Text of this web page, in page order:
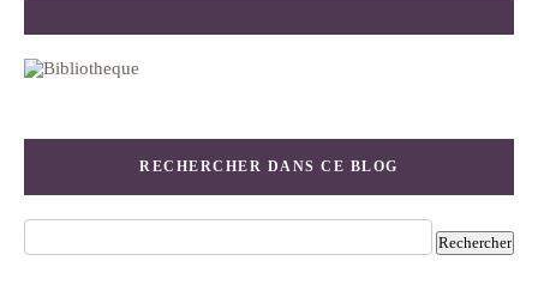
RECHERCHER DANS CE BLOG